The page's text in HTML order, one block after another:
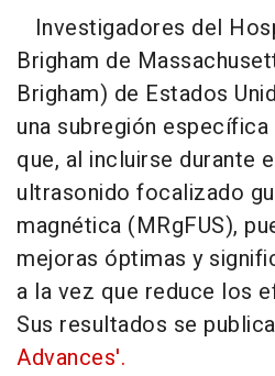
Investigadores del
Brigham de
Brigham) de Estados
una subregión
que, al incluirse durante
ultrasonido focalizado
magnética (MRgFUS),
mejoras óptimas y
a la vez que reduce los
Sus resultados se
Advances'.